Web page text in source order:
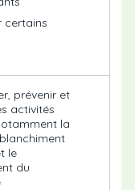
certains
prévenir et
activités
la
le
du